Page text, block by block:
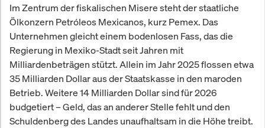
Im Zentrum der fiskalischen Misere steht der staatliche
Ölkonzern Petróleos Mexicanos, kurz Pemex. Das
Unternehmen gleicht einem bodenlosen Fass, das die
Regierung in Mexiko-Stadt seit Jahren mit
Milliardenbeträgen stützt. Allein im Jahr 2025 flossen etwa
35 Milliarden Dollar aus der Staatskasse in den maroden
Betrieb. Weitere 14 Milliarden Dollar sind für 2026
budgetiert – Geld, das an anderer Stelle fehlt und den
Schuldenberg des Landes unaufhaltsam in die Höhe treibt.